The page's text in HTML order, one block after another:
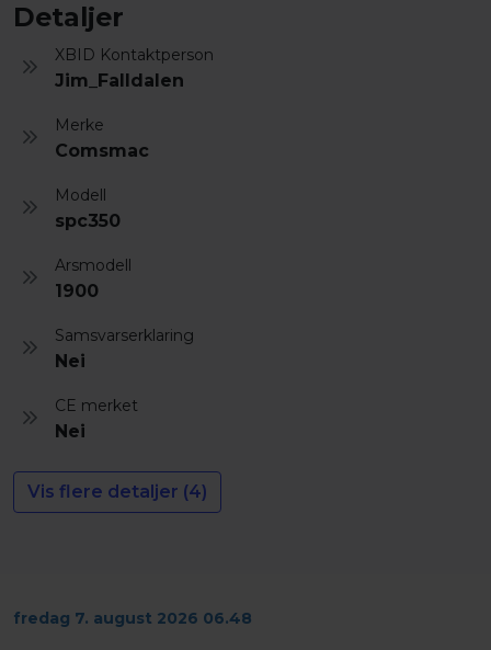
Detaljer
XBID Kontaktperson
Jim_Falldalen
Merke
Comsmac
Modell
spc350
Arsmodell
1900
Samsvarserklaring
Nei
CE merket
Nei
Vis flere detaljer (4)
fredag 7. august 2026 06.48